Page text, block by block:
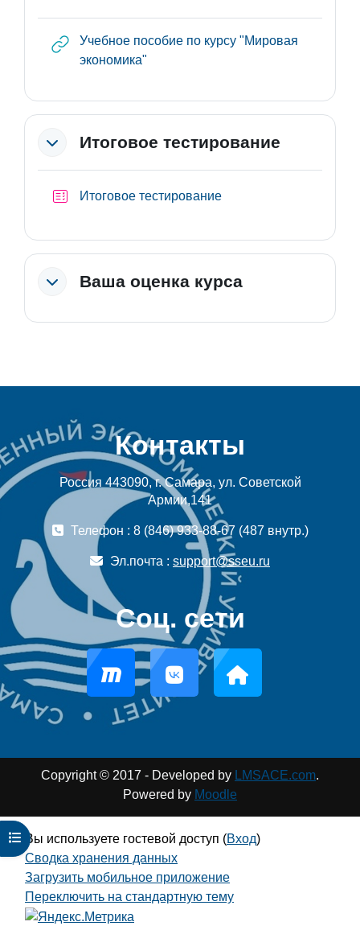
Открыть оглавление курса
Учебное пособие по курсу "Мировая
экономика"
Итоговое тестирование
Итоговое тестирование
Ваша оценка курса
Контакты
Россия 443090, г. Самара, ул. Советской
Армии,141
Телефон : 8 (846) 933-88-67 (487 внутр.)
Эл.почта : support@sseu.ru
Соц. сети
Copyright © 2017 - Developed by LMSACE.com.
Powered by Moodle
Вы используете гостевой доступ (Вход)
Сводка хранения данных
Загрузить мобильное приложение
Переключить на стандартную тему